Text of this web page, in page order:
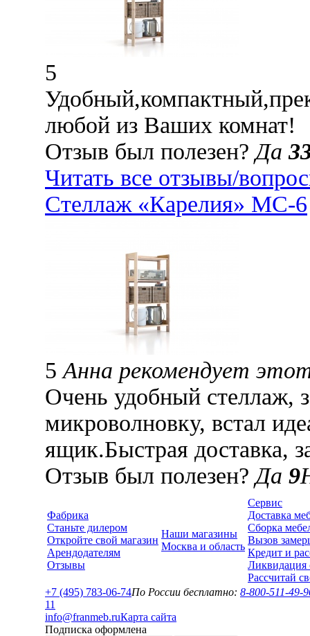
5
любой из Ваших комнат!
Отзыв был полезен?Да
Читать все отзывы/
Стеллаж «Карелия» МС-6
5 Анна рекомендует
Очень удобный стеллаж,
микроволновку, встал
ящик.Быстрая доставка,
Отзыв был полезен?Да 9
Фабрика
Станьте дилером
Откройте свой магазин
Арендодателям
Отзывы
Наши магазины
Москва и область
Сервис
Доставка
Сборка
Вызов
Кредит и
Ликвидация
Рассчитай
+7 (495) 783-06-74По России бесплатно: 8-800-511-49-
11
info@franmeb.ruКарта сайта
Подписка оформлена